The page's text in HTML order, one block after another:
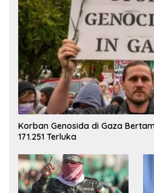
Korban Genosida di Gaza
171.251 Terluka